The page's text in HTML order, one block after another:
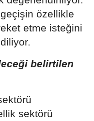
özellikle
etme isteğini
belirtilen
sektörü